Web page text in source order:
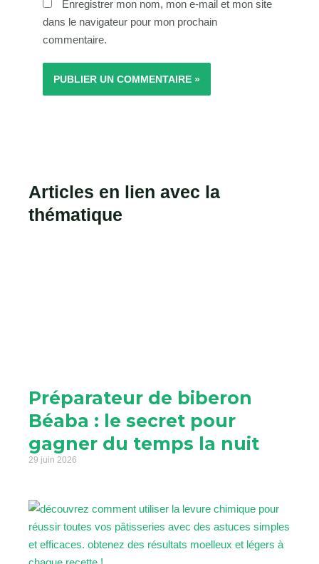
Enregistrer mon nom, mon e-mail et mon site
dans le navigateur pour mon prochain
commentaire.
Articles en lien avec la
thématique
Préparateur de biberon
Béaba : le secret pour
gagner du temps la nuit
29 juin 2026